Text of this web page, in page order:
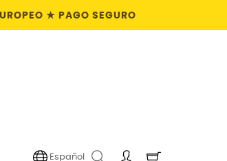
★ PAGO SEGURO
Español